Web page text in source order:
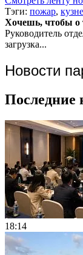
Тэги: пожар,
Хочешь, чтобы о
Руководитель
загрузка...
Новости
Последние
18:14